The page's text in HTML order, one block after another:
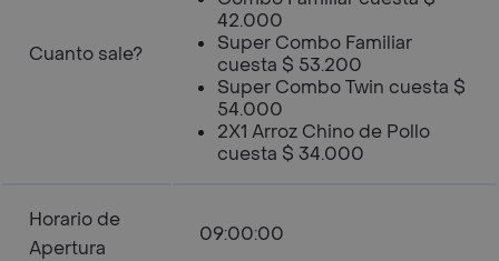
Cuanto sale?
42.000
Super Combo Familiar
cuesta $ 53.200
Super Combo Twin cuesta $
54.000
2X1 Arroz Chino de Pollo
cuesta $ 34.000
Horario de
Apertura
09:00:00